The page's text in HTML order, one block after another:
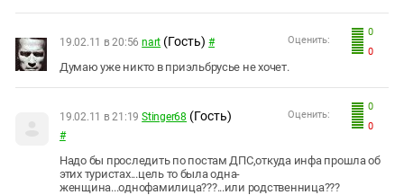
0
0
Оценить:
19.02.11 в 20:56 nart (Гость) #
Думаю уже никто в приэльбрусье не хочет.
0
0
Оценить:
19.02.11 в 21:19 Stinger68 (Гость)
#
Надо бы проследить по постам ДПС,откуда инфа прошла об
этих туристах...цель то была одна-
женщина...однофамилица???...или родственница???